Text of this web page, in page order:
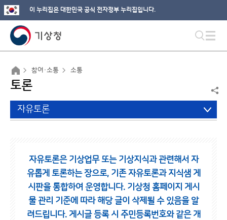
이 누리집은 대한민국 공식 전자정부 누리집입니다.
참여·소통 소통
토론
자유토론
자유토론은 기상업무 또는 기상지식과 관련해서 자
유롭게 토론하는 장으로, 기존 자유토론과 지식샘 게
시판을 통합하여 운영합니다. 기상청 홈페이지 게시
물 관리 기준에 따라 해당 글이 삭제될 수 있음을 알
려드립니다. 게시글 등록 시 주민등록번호와 같은 개